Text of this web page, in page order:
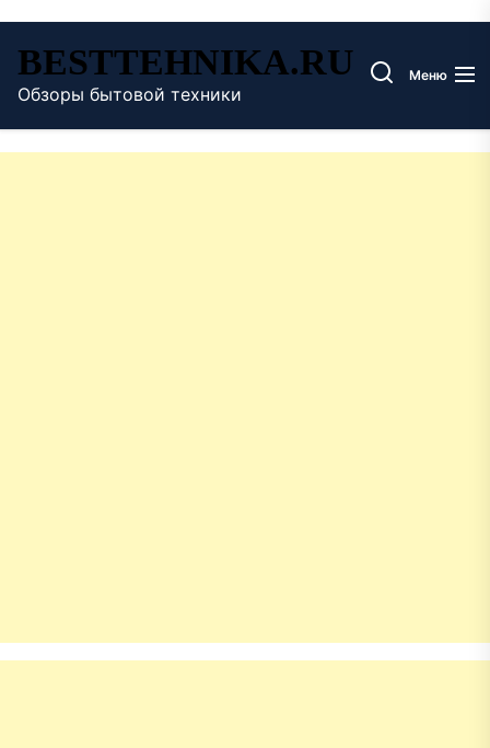
содержимому
BESTTEHNIKA.RU
Обзоры бытовой техники
Меню